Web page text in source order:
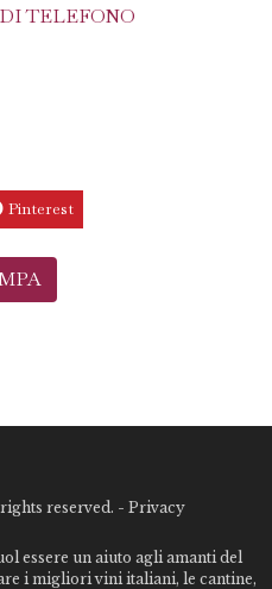
TELEFONO
Pinterest
reserved. - Privacy
essere un aiuto agli amanti del
i migliori vini italiani, le cantine,